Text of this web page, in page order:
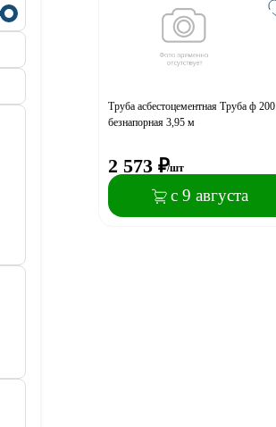
Труба асбестоцементная Труба ф 200
безнапорная 3,95 м
2 573 ₽/шт
с 9 августа